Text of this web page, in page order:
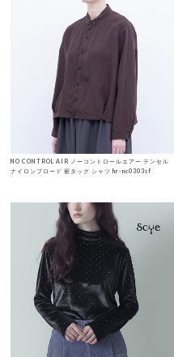
NO CONTROL AIR ノーコントロールエアー テンセル
ナイロンブロード 裾タック シャツ hr-nc0303sf